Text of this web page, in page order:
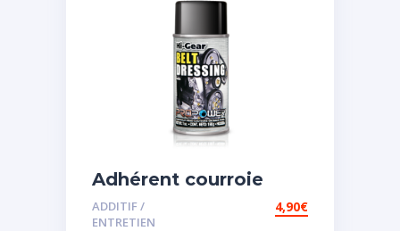
Adhérent courroie
ADDITIF /
ENTRETIEN
4,90€